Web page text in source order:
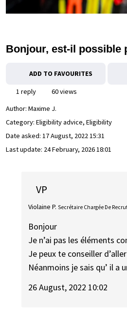
Bonjour, est-il possible
ADD TO FAVOURITES
1 reply
60 views
Author: Maxime J.
Category: Eligibility advice, Eligibility
Date asked: 17 August, 2022 15:31
Last update: 24 February, 2026 18:01
VP
Violaine P. Secrétaire Chargée De
Bonjour
Je n’ai pas les éléments
Je peux te conseiller
Néanmoins je sais qu’ il a
26 August, 2022 10:02